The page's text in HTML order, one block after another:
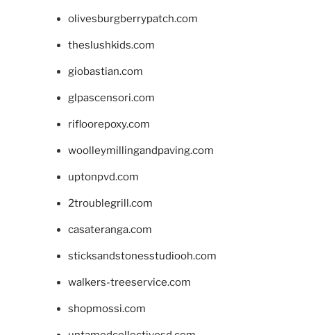
olivesburgberrypatch.com
theslushkids.com
giobastian.com
glpascensori.com
rifloorepoxy.com
woolleymillingandpaving.com
uptonpvd.com
2troublegrill.com
casateranga.com
sticksandstonesstudiooh.com
walkers-treeservice.com
shopmossi.com